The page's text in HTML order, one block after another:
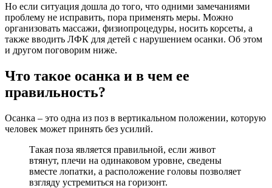
Но если ситуация дошла до того, что одними замечаниями
проблему не исправить, пора применять меры. Можно
организовать массажи, физиопроцедуры, носить корсеты, а
также вводить ЛФК для детей с нарушением осанки. Об этом
и другом поговорим ниже.
Что такое осанка и в чем ее
правильность?
Осанка – это одна из поз в вертикальном положении, которую
человек может принять без усилий.
Такая поза является правильной, если живот
втянут, плечи на одинаковом уровне, сведены
вместе лопатки, а расположение головы позволяет
взгляду устремиться на горизонт.